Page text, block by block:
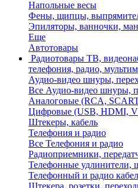
Напольные весы
Фены, щипцы,
Эпиляторы, ванночки,
Еще
Автотовары
Радиотовары ТВ,
телефония, радио,
Аудио-видео шнуры,
Все Аудио-видео шнуры,
Аналоговые (RCA,
Цифровые (USB, HDMI,
Штекеры, кабель
Телефония и радио
Все Телефония и радио
Радиоприемники,
Телефонные удлинители,
Телефонный и радио
Штекера, розетки,